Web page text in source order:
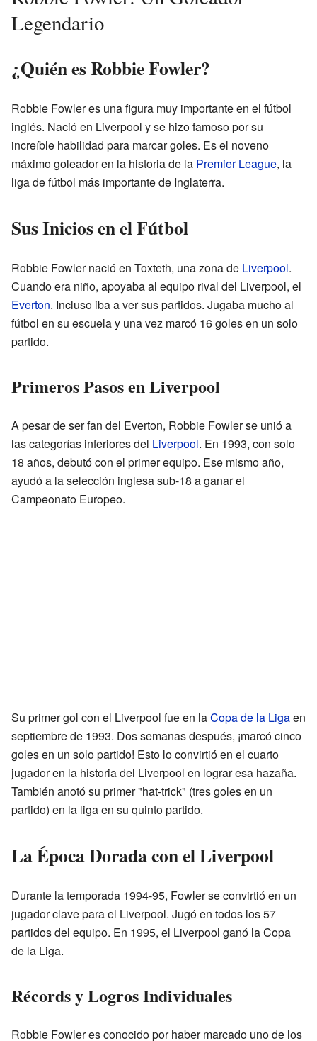
Legendario
¿Quién es Robbie Fowler?
Robbie Fowler es una figura muy importante en el fútbol
inglés. Nació en Liverpool y se hizo famoso por su
increíble habilidad para marcar goles. Es el noveno
máximo goleador en la historia de la Premier League, la
liga de fútbol más importante de Inglaterra.
Sus Inicios en el Fútbol
Robbie Fowler nació en Toxteth, una zona de Liverpool.
Cuando era niño, apoyaba al equipo rival del Liverpool, el
Everton. Incluso iba a ver sus partidos. Jugaba mucho al
fútbol en su escuela y una vez marcó 16 goles en un solo
partido.
Primeros Pasos en Liverpool
A pesar de ser fan del Everton, Robbie Fowler se unió a
las categorías inferiores del Liverpool. En 1993, con solo
18 años, debutó con el primer equipo. Ese mismo año,
ayudó a la selección inglesa sub-18 a ganar el
Campeonato Europeo.
Su primer gol con el Liverpool fue en laCopa de la Ligaen
septiembre de 1993. Dos semanas después, ¡marcó cinco
goles en un solo partido! Esto lo convirtió en el cuarto
jugador en la historia del Liverpool en lograr esa hazaña.
También anotó su primer "hat-trick" (tres goles en un
partido) en la liga en su quinto partido.
La Época Dorada con el Liverpool
Durante la temporada 1994-95, Fowler se convirtió en un
jugador clave para el Liverpool. Jugó en todos los 57
partidos del equipo. En 1995, el Liverpool ganó la Copa
de la Liga.
Récords y Logros Individuales
Robbie Fowler es conocido por haber marcado uno de los